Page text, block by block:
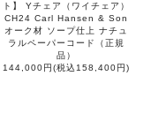
ト】 Yチェア（ワイチェア）
CH24 Carl Hansen & Son
オーク材 ソープ仕上 ナチュ
ラルペーパーコード（正規
品）
144,000円(税込158,400円)